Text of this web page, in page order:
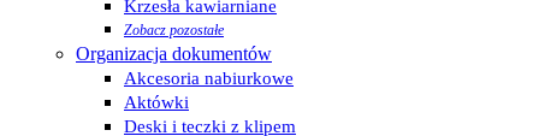
Krzesła kawiarniane
Zobacz pozostałe
Organizacja dokumentów
Akcesoria nabiurkowe
Aktówki
Deski i teczki z klipem